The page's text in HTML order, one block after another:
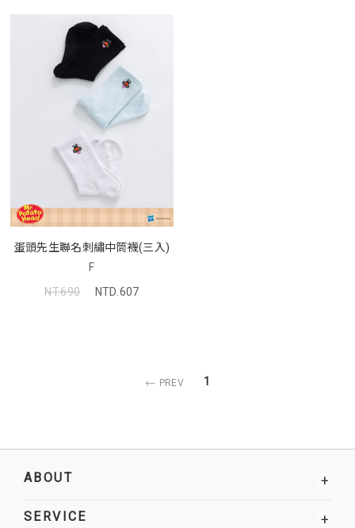
蛋頭先生聯名刺繡中筒襪(三入)
F
NT.690
NTD.607
PREV 1
ABOUT +
SERVICE +